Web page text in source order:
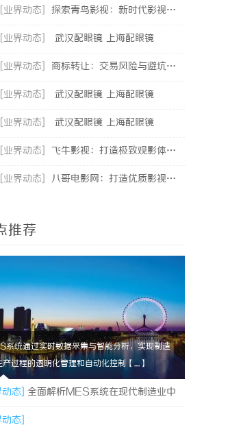
[业界动态] 探索青鸟影视：新时代影视平台的多元化发展与未来趋势
[业界动态] 武汉配眼镜 上海配眼镜
[业界动态] 商标转让：交易风险与避坑指南
[业界动态] 武汉配眼镜 上海配眼镜
[业界动态] 武汉配眼镜 上海配眼镜
[业界动态] 飞牛影视：打造极致观影体验的影视娱乐平台
[业界动态] 八哥电影网：打造优质影视资源共享平台的创新之路
推荐
系统通过实时数据采集与智能分析，实现制造
产过程的透明化管理和自动化控制【....】
态] 全面解析MES系统在现代制造业中
作用与应用前景
态]